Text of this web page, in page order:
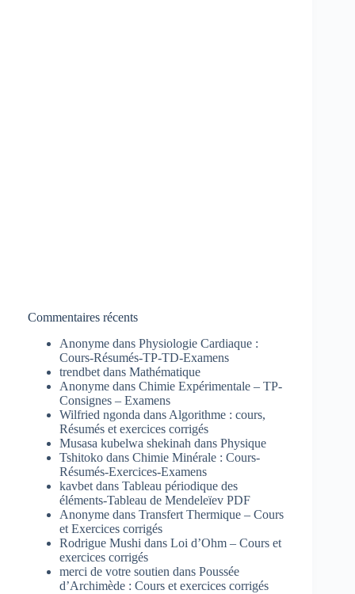
Commentaires récents
Anonyme dans Physiologie Cardiaque :
Cours-Résumés-TP-TD-Examens
trendbet dans Mathématique
Anonyme dans Chimie Expérimentale – TP-
Consignes – Examens
Wilfried ngonda dans Algorithme : cours,
Résumés et exercices corrigés
Musasa kubelwa shekinah dans Physique
Tshitoko dans Chimie Minérale : Cours-
Résumés-Exercices-Examens
kavbet dans Tableau périodique des
éléments-Tableau de Mendeleïev PDF
Anonyme dans Transfert Thermique – Cours
et Exercices corrigés
Rodrigue Mushi dans Loi d’Ohm – Cours et
exercices corrigés
merci de votre soutien dans Poussée
d’Archimède : Cours et exercices corrigés